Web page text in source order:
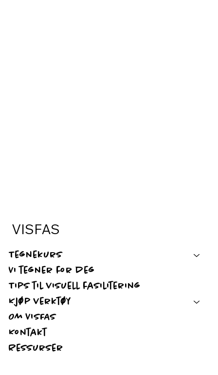
VISFAS
Tegnekurs
Vi tegner for deg
Tips til visuell fasilitering
Kjøp verktøy
Om VISFAS
Kontakt
Ressurser